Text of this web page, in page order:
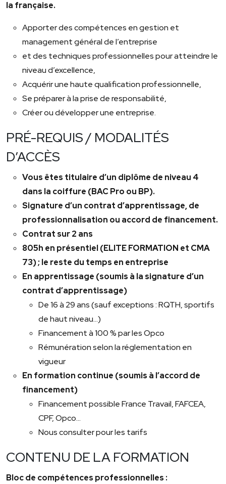
la française.
Apporter des compétences en gestion et
management général de l’entreprise
et des techniques professionnelles pour atteindre le
niveau d’excellence,
Acquérir une haute qualification professionnelle,
Se préparer à la prise de responsabilité,
Créer ou développer une entreprise.
PRÉ-REQUIS / MODALITÉS
D’ACCÈS
Vous êtes titulaire d’un diplôme de niveau 4
dans la coiffure (BAC Pro ou BP).
Signature d’un contrat d’apprentissage, de
professionnalisation ou accord de financement.
Contrat sur 2 ans
805h en présentiel (ELITE FORMATION et CMA
73) ; le reste du temps en entreprise
En apprentissage (soumis à la signature d’un
contrat d’apprentissage)
De 16 à 29 ans (sauf exceptions : RQTH, sportifs
de haut niveau…)
Financement à 100 % par les Opco
Rémunération selon la réglementation en
vigueur
En formation continue (soumis à l’accord de
financement)
Financement possible France Travail, FAFCEA,
CPF, Opco…
Nous consulter pour les tarifs
CONTENU DE LA FORMATION
Bloc de compétences professionnelles :